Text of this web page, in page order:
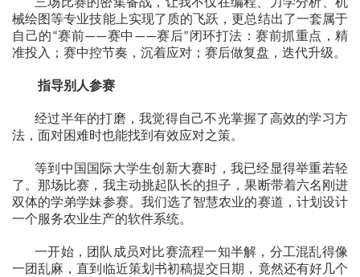
械绘图等专业技能上实现了质的飞跃，更总结出了一套属于
自己的“赛前——赛中 ——赛后”闭环打法：赛前抓重点，精
准投入；赛中控节奏，沉着应对；赛后做复盘，迭代升级。
指导别人参赛
经过半年的打磨，我觉得自己不光掌握了高效的学习方
法，面对困难时也能找到有效应对之策。
等到中国国际大学生创新大赛时，我已经显得举重若轻
了。那场比赛，我主动挑起队长的担子，果断带着六名刚进
双体的学弟学妹参赛。我们选了智慧农业的赛道，计划设计
一个服务农业生产的软件系统。
一开始，团队成员对比赛流程一知半解，分工混乱得像
一团乱麻，直到临近策划书初稿提交日期，竟然还有好几个